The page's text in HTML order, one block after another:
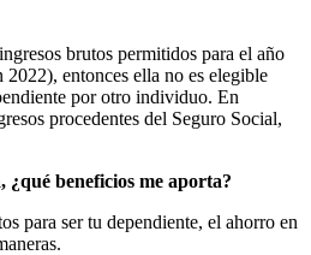
brutos permitidos para el año
entonces ella no es elegible
por otro individuo. En
procedentes del Seguro Social,
¿qué beneficios me aporta?
para ser tu dependiente, el ahorro en